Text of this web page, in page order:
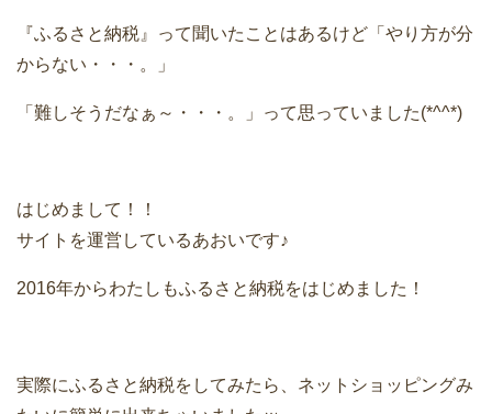
『ふるさと納税』って聞いたことはあるけど「やり方が分
からない・・・。」
「難しそうだなぁ～・・・。」って思っていました(*^^*)
はじめまして！！
サイトを運営しているあおいです♪
2016年からわたしもふるさと納税をはじめました！
実際にふるさと納税をしてみたら、ネットショッピングみ